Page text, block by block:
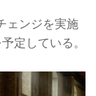
ェンジを実施
定している。